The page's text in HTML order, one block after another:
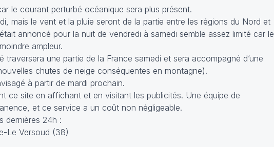
le courant perturbé océanique sera plus présent.
mais le vent et la pluie seront de la partie entre les régions du Nord et
annoncé pour la nuit de vendredi à samedi semble assez limité car le
ampleur.
une partie de la France samedi et sera accompagné d’une
chutes de neige conséquentes en montagne).
à partir de mardi prochain.
ce site en affichant et en visitant les publicités. Une équipe de
et ce service a un coût non négligeable.
dernières 24h :
Le Versoud (38)